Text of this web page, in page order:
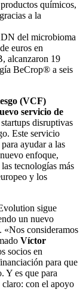
químicos,
a la
del microbioma
euros en
alcanzaron 19
BeCrop® a seis
(VCF)
servicio de
disruptivas
Este servicio
ayudar a las
enfoque,
tecnologías más
y los
sigue
un nuevo
«Nos consideramos
Víctor
socios en
para que
Y es que para
con el apoyo